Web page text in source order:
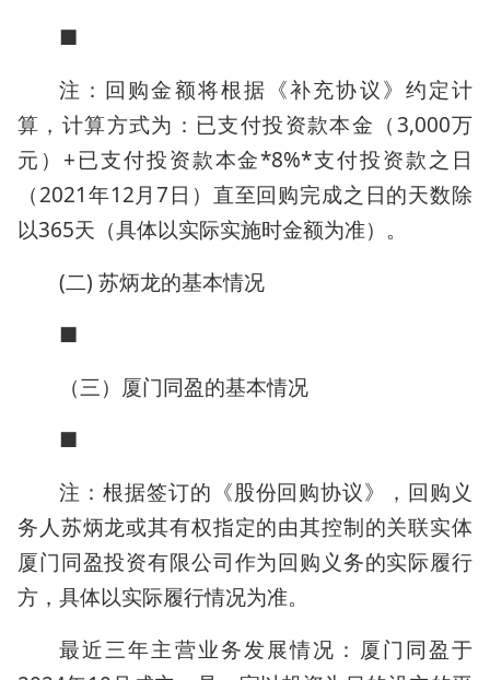
■
注：回购金额将根据《补充协议》约定计
算，计算方式为：已支付投资款本金（3,000万
元）+已支付投资款本金*8%*支付投资款之日
（2021年12月7日）直至回购完成之日的天数除
以365天（具体以实际实施时金额为准）。
(二) 苏炳龙的基本情况
■
（三）厦门同盈的基本情况
■
注：根据签订的《股份回购协议》，回购义
务人苏炳龙或其有权指定的由其控制的关联实体
厦门同盈投资有限公司作为回购义务的实际履行
方，具体以实际履行情况为准。
最近三年主营业务发展情况：厦门同盈于